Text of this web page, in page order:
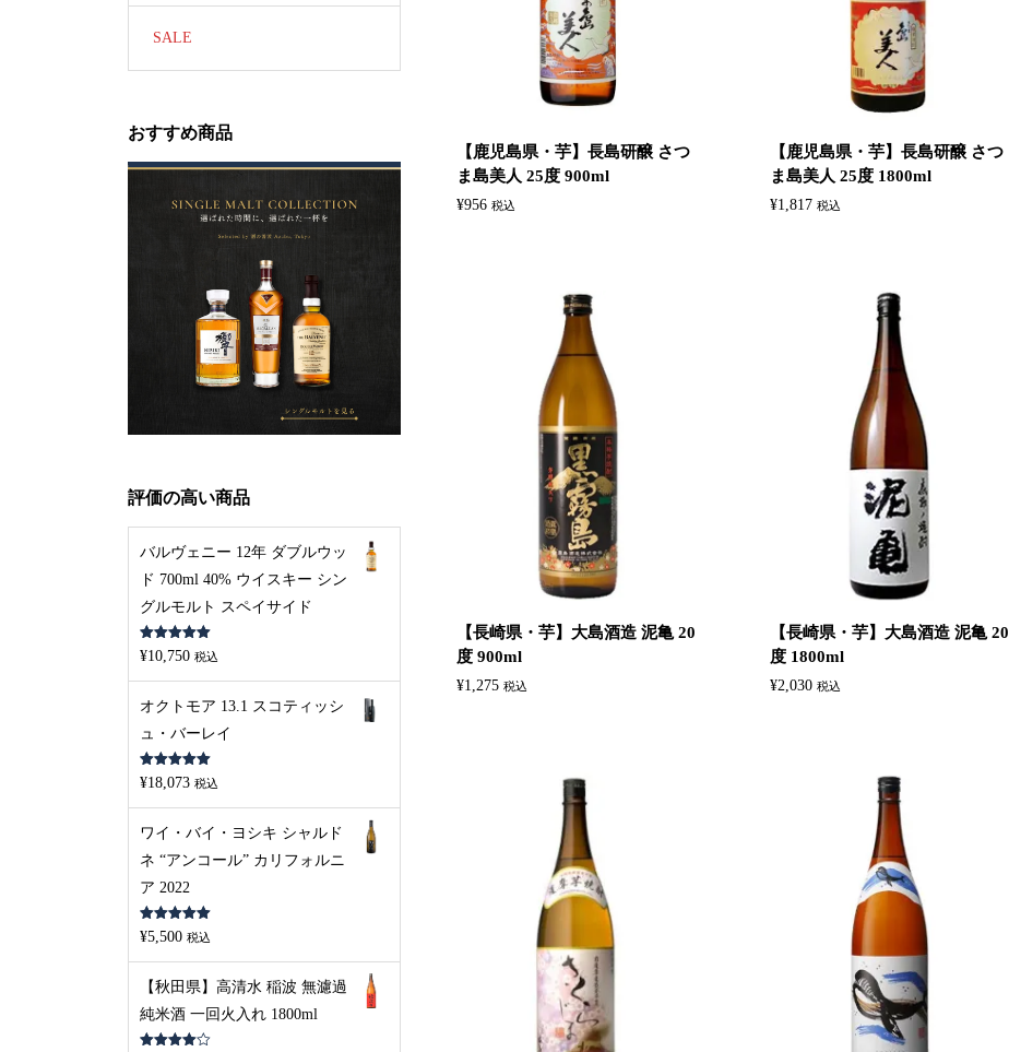
【鹿児島県・芋】長島研醸 さつ
ま島美人 25度 900ml
¥956 税込
【鹿児島県・芋】長島研醸 さつ
ま島美人 25度 1800ml
¥1,817 税込
【長崎県・芋】大島酒造 泥亀 20
度 900ml
¥1,275 税込
【長崎県・芋】大島酒造 泥亀 20
度 1800ml
¥2,030 税込
SALE
おすすめ商品
評価の高い商品
バルヴェニー 12年 ダブルウッ
ド 700ml 40% ウイスキー シン
グルモルト スペイサイド
5段階中5.00
の評価
¥10,750 税込
オクトモア 13.1 スコティッシ
ュ・バーレイ
5段階中5.00
の評価
¥18,073 税込
ワイ・バイ・ヨシキ シャルド
ネ “アンコール” カリフォルニ
ア 2022
5段階中 5.00
の評価
¥5,500 税込
【秋田県】高清水 稲波 無濾過
純米酒 一回火入れ 1800ml